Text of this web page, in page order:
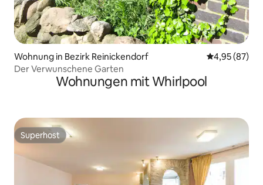
Wohnung in Bezirk Reinickendorf
4,95 (87)
Der Verwunschene Garten
Wohnungen mit Whirlpool
Superhost
Superhost